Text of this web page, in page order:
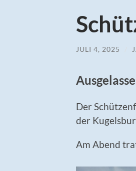
JULI 4, 2025
Der
der
Am Abend